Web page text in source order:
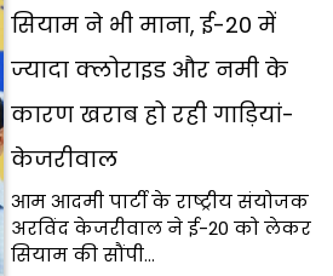
सियाम ने भी माना, ई-20 में
ज्यादा क्लोराइड और नमी के
कारण खराब हो रही गाड़ियां-
केजरीवाल
आम आदमी पार्टी के राष्ट्रीय संयोजक
अरविंद केजरीवाल ने ई-20 को लेकर
सियाम की सौंपी…